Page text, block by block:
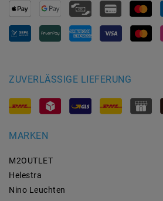
ZUVERLÄSSIGE LIEFERUNG
MARKEN
M2OUTLET
Helestra
Nino Leuchten